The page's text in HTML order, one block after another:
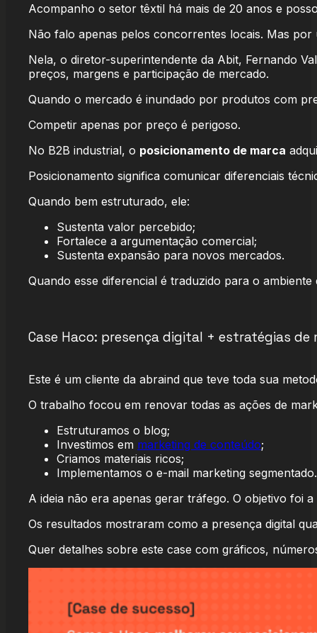
Acompanho o setor têxtil há mais de 20 anos e
Não falo apenas pelos concorrentes locais. Mas
Nela, o diretor-superintendente da Abit, Fernando
preços, margens e participação de mercado.
Quando o mercado é inundado por produtos com
Competir apenas por preço é perigoso.
No B2B industrial, o posicionamento de marca
Posicionamento significa comunicar diferenciais
Quando bem estruturado, ele:
Sustenta valor percebido;
Fortalece a argumentação comercial;
Sustenta expansão para novos mercados.
Quando esse diferencial é traduzido para o
Case Haco: presença digital + estratégias de
Este é um cliente da abraind que teve toda sua
O trabalho focou em renovar todas as ações de
Estruturamos o blog;
Investimos em marketing de conteúdo;
Criamos materiais ricos;
Implementamos o e-mail marketing segmentado.
A ideia não era apenas gerar tráfego. O objetivo foi a
Os resultados mostraram como a presença digital
Quer detalhes sobre este case com gráficos,